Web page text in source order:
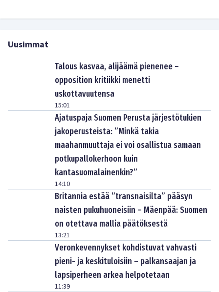
Uusimmat
Talous kasvaa, alijäämä pienenee –
opposition kritiikki menetti
uskottavuutensa
15:01
Ajatuspaja Suomen Perusta järjestötukien
jakoperusteista: ”Minkä takia
maahanmuuttaja ei voi osallistua samaan
potkupallokerhoon kuin
kantasuomalainenkin?”
14:10
Britannia estää ”transnaisilta” pääsyn
naisten pukuhuoneisiin – Mäenpää: Suomen
on otettava mallia päätöksestä
13:21
Veronkevennykset kohdistuvat vahvasti
pieni- ja keskituloisiin – palkansaajan ja
lapsiperheen arkea helpotetaan
11:39